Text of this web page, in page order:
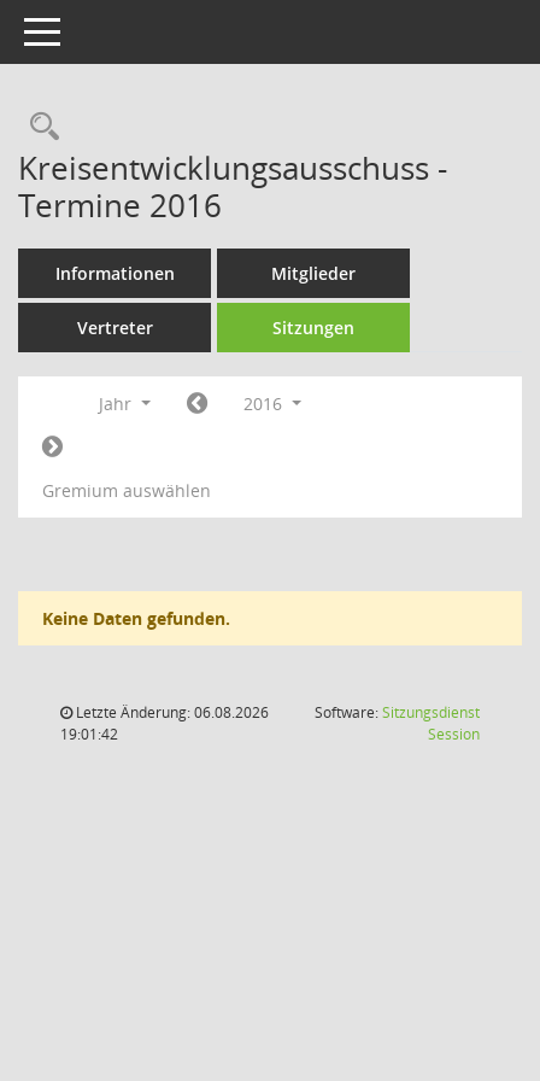
Toggle navigation
Rechercheauswahl
Kreisentwicklungsausschuss -
Termine 2016
Informationen Mitglieder
Vertreter Sitzungen
Jahr 2016
Gremium auswählen
Keine Daten gefunden.
Letzte Änderung: 06.08.2026
19:01:42
Software:Sitzungsdienst
Session(Wird in